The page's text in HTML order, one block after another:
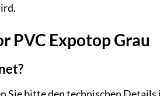
PVC Expotop Grau